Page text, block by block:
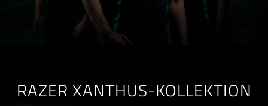
RAZER XANTHUS-KOLLEKTION